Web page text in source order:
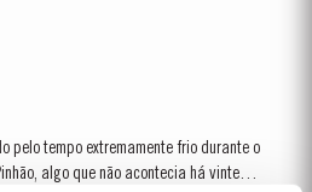
brancos secos, produzidos a...
pelo tempo extremamente frio durante o
algo que não acontecia há vinte